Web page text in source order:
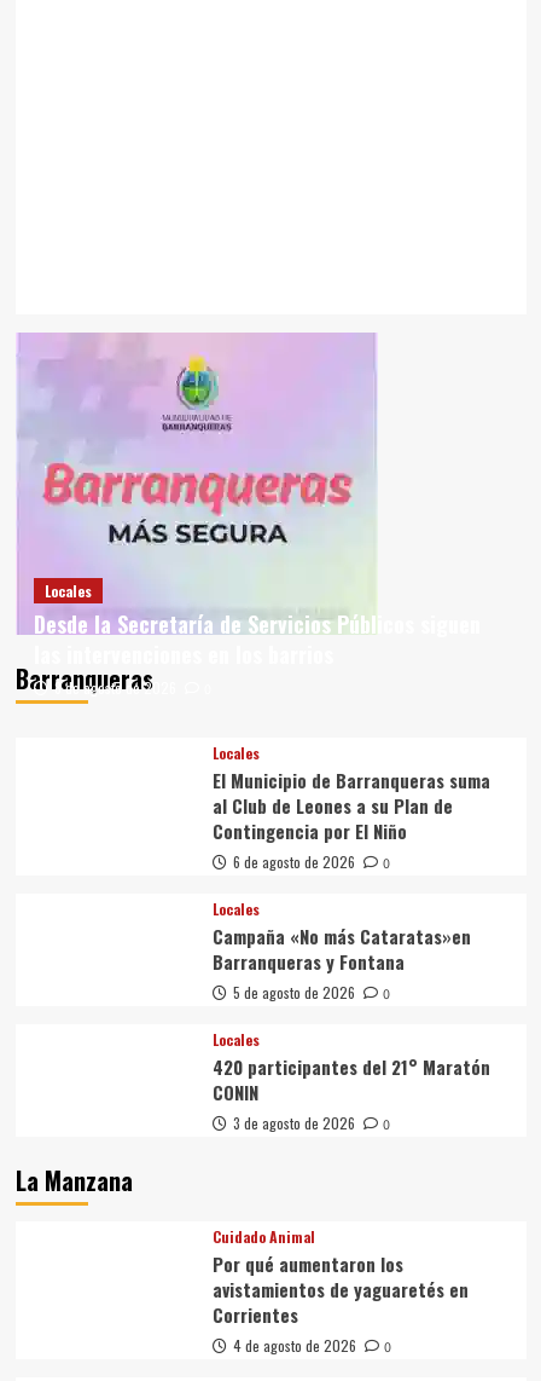
Barranqueras
Locales
Desde la Secretaría de Servicios Públicos siguen
8 de agosto de 2026
Locales
El Municipio de Barranqueras suma
al Club de Leones a su Plan de
Contingencia por El Niño
6 de agosto de 2026 0
Locales
Campaña «No más Cataratas»en
Barranqueras y Fontana
5 de agosto de 2026 0
Locales
420 participantes del 21° Maratón
CONIN
3 de agosto de 2026 0
La Manzana
Cuidado Animal
Por qué aumentaron los
avistamientos de yaguaretés en
Corrientes
4 de agosto de 2026 0